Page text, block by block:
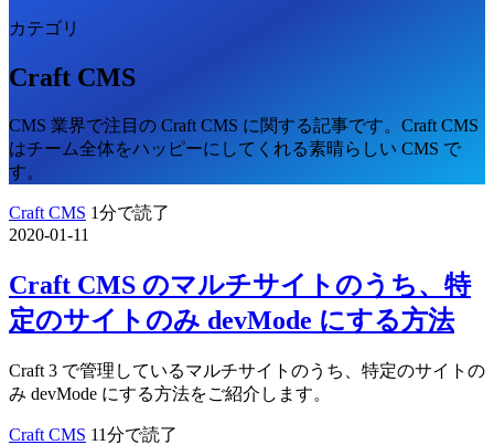
カテゴリ
Craft CMS
CMS 業界で注目の Craft CMS に関する記事です。Craft CMS
はチーム全体をハッピーにしてくれる素晴らしい CMS で
す。
Craft CMS 1分で読了
2020-01-11
Craft CMS のマルチサイトのうち、特
定のサイトのみ devMode にする方法
Craft 3 で管理しているマルチサイトのうち、特定のサイトの
み devMode にする方法をご紹介します。
Craft CMS 11分で読了